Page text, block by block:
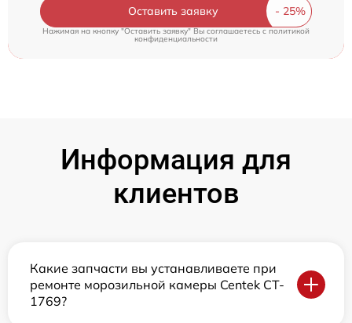
Оставить заявку
Нажимая на кнопку "Оставить заявку" Вы соглашаетесь cполитикой
конфиденциальности
Информация для
клиентов
Какие запчасти вы устанавливаете при
ремонте морозильной камеры Centek CT-
1769?